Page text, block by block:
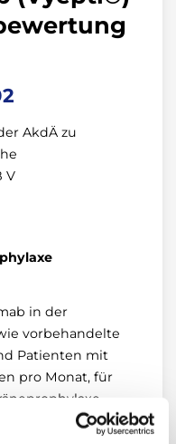
AkdÄ zu
V
in der
vorbehandelte
Patienten mit
pro Monat, für
gegenüber